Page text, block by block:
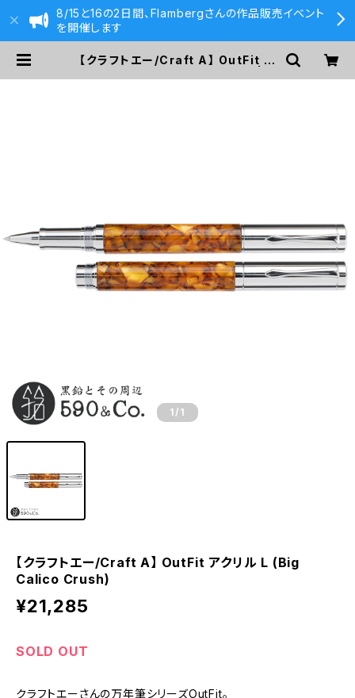
8/15と16の2日間、Flambergさんの作品販売イベント
を開催します
【クラフトエー/Craft A】 OutFit ア
1 /1
【クラフトエー/Craft A】 OutFit アクリル L (Big
Calico Crush)
¥21,285
SOLD OUT
クラフトエーさんの万年筆シリーズOutFit。